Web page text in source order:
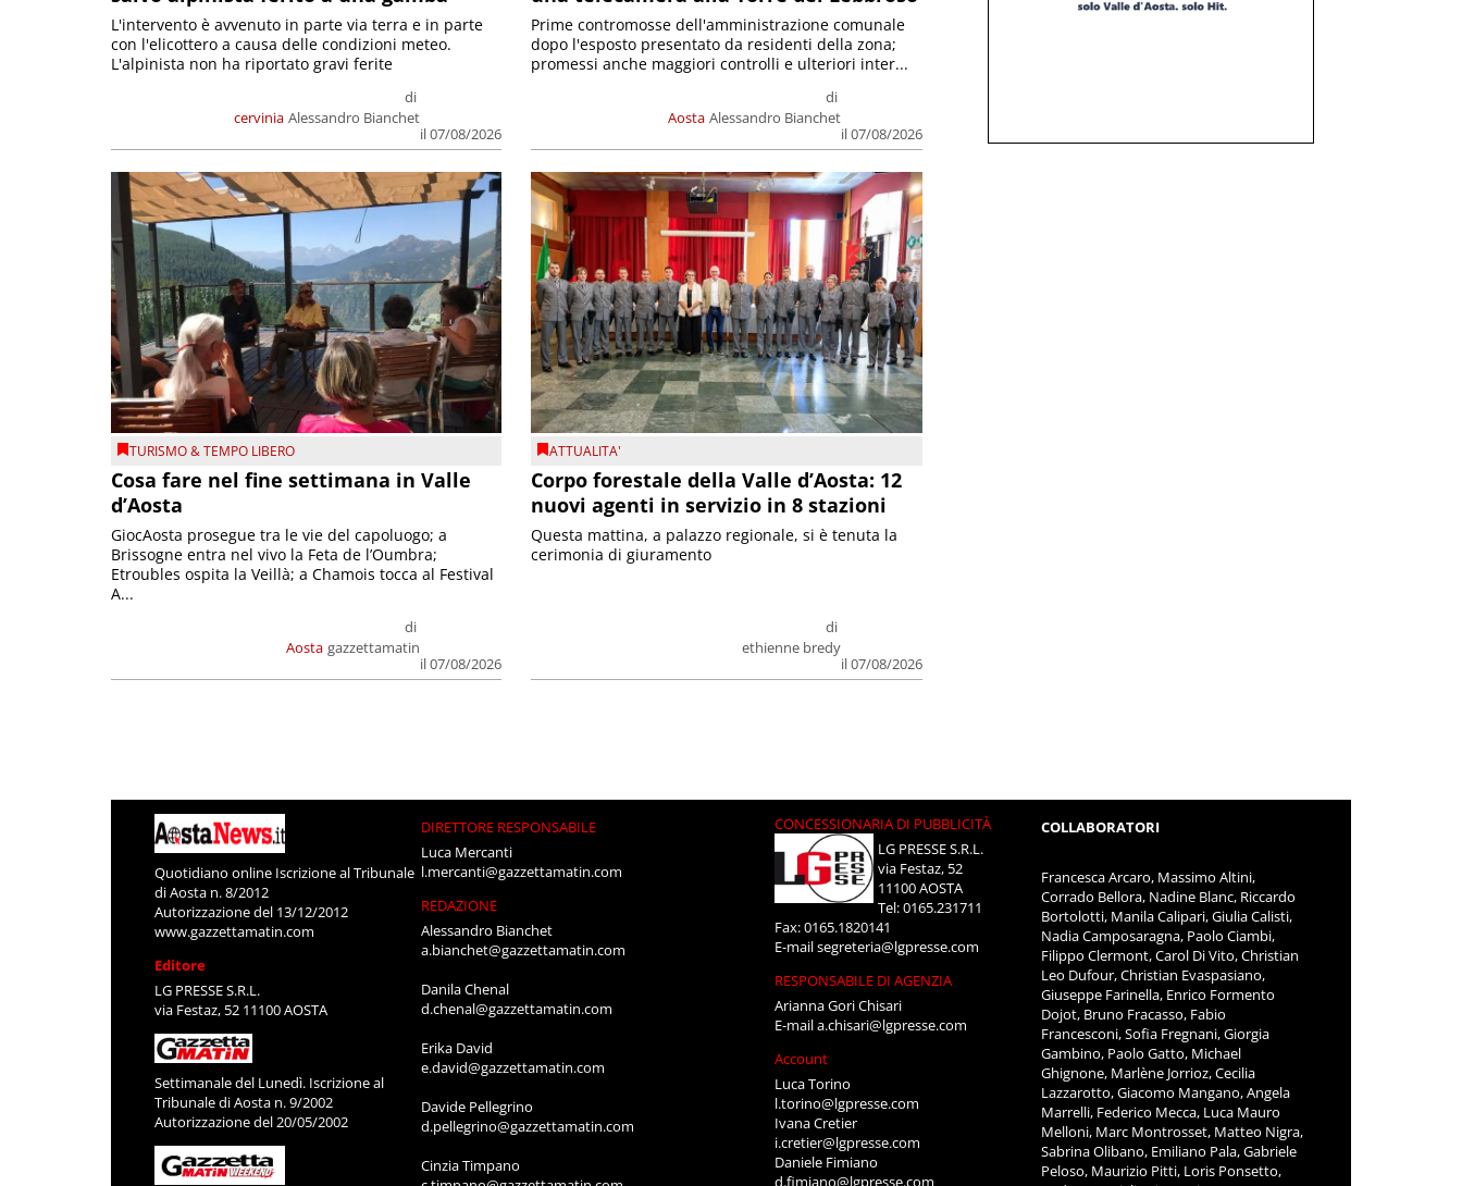
cervinia
di
Alessandro Bianchet
il 07/08/2026
L'intervento è avvenuto in parte via terra e in parte
con l'elicottero a causa delle condizioni meteo.
L'alpinista non ha riportato gravi ferite
Aosta
di
Alessandro Bianchet
il 07/08/2026
Prime contromosse dell'amministrazione comunale
dopo l'esposto presentato da residenti della zona;
promessi anche maggiori controlli e ulteriori inter...
TURISMO & TEMPO LIBERO
Cosa fare nel fine settimana in Valle
d’Aosta
Aosta
di
gazzettamatin
il 07/08/2026
GiocAosta prosegue tra le vie del capoluogo; a
Brissogne entra nel vivo la Feta de l’Oumbra;
Etroubles ospita la Veillà; a Chamois tocca al Festival
A...
ATTUALITA'
Corpo forestale della Valle d’Aosta: 12
nuovi agenti in servizio in 8 stazioni
di
ethienne bredy
il 07/08/2026
Questa mattina, a palazzo regionale, si è tenuta la
cerimonia di giuramento
Quotidiano online Iscrizione al Tribunale
di Aosta n. 8/2012
Autorizzazione del 13/12/2012
www.gazzettamatin.com
Editore
LG PRESSE S.R.L.
via Festaz, 52 11100 AOSTA
Settimanale del Lunedì. Iscrizione al
Tribunale di Aosta n. 9/2002
Autorizzazione del 20/05/2002
DIRETTORE RESPONSABILE
Luca Mercanti
l.mercanti@gazzettamatin.com
REDAZIONE
Alessandro Bianchet
a.bianchet@gazzettamatin.com
Danila Chenal
d.chenal@gazzettamatin.com
Erika David
e.david@gazzettamatin.com
Davide Pellegrino
d.pellegrino@gazzettamatin.com
Cinzia Timpano
CONCESSIONARIA DI PUBBLICITÀ
LG PRESSE S.R.L.
via Festaz, 52
11100 AOSTA
Tel: 0165.231711
Fax: 0165.1820141
E-mailsegreteria@lgpresse.com
RESPONSABILE DI AGENZIA
Arianna Gori Chisari
E-maila.chisari@lgpresse.com
Account
Luca Torino
l.torino@lgpresse.com
Ivana Cretier
i.cretier@lgpresse.com
Daniele Fimiano
COLLABORATORI
Francesca Arcaro, Massimo Altini,
Corrado Bellora, Nadine Blanc, Riccardo
Bortolotti, Manila Calipari, Giulia Calisti,
Nadia Camposaragna, Paolo Ciambi,
Filippo Clermont, Carol Di Vito, Christian
Leo Dufour, Christian Evaspasiano,
Giuseppe Farinella, Enrico Formento
Dojot, Bruno Fracasso, Fabio
Francesconi, Sofia Fregnani, Giorgia
Gambino, Paolo Gatto, Michael
Ghignone, Marlène Jorrioz, Cecilia
Lazzarotto, Giacomo Mangano, Angela
Marrelli, Federico Mecca, Luca Mauro
Melloni, Marc Montrosset, Matteo Nigra,
Sabrina Olibano, Emiliano Pala, Gabriele
Peloso, Maurizio Pitti, Loris Ponsetto,